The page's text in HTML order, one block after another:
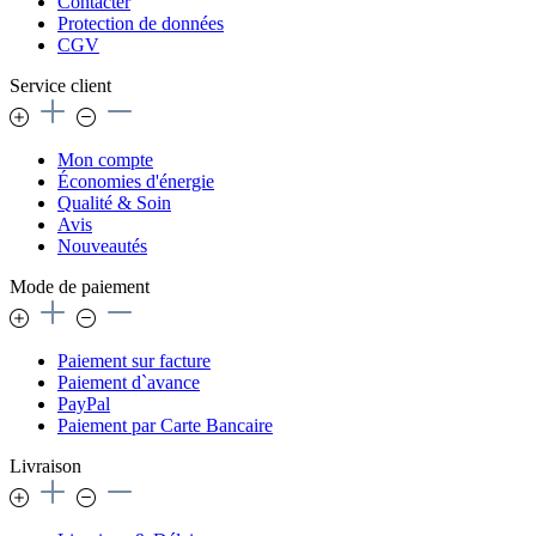
Protection de données
CGV
Service client
Mon compte
Économies d'énergie
Qualité & Soin
Avis
Nouveautés
Mode de paiement
Paiement sur facture
Paiement d`avance
PayPal
Paiement par Carte Bancaire
Livraison